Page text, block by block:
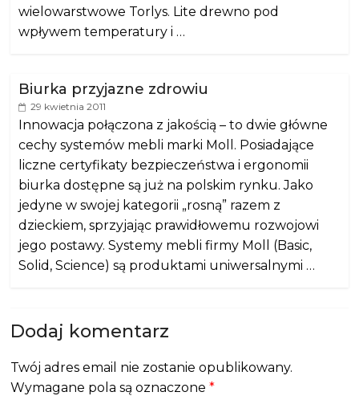
wielowarstwowe Torlys. Lite drewno pod
wpływem temperatury i …
Biurka przyjazne zdrowiu
29 kwietnia 2011
Innowacja połączona z jakością – to dwie główne
cechy systemów mebli marki Moll. Posiadające
liczne certyfikaty bezpieczeństwa i ergonomii
biurka dostępne są już na polskim rynku. Jako
jedyne w swojej kategorii „rosną” razem z
dzieckiem, sprzyjając prawidłowemu rozwojowi
jego postawy. Systemy mebli firmy Moll (Basic,
Solid, Science) są produktami uniwersalnymi …
Dodaj komentarz
Twój adres email nie zostanie opublikowany.
Wymagane pola są oznaczone*